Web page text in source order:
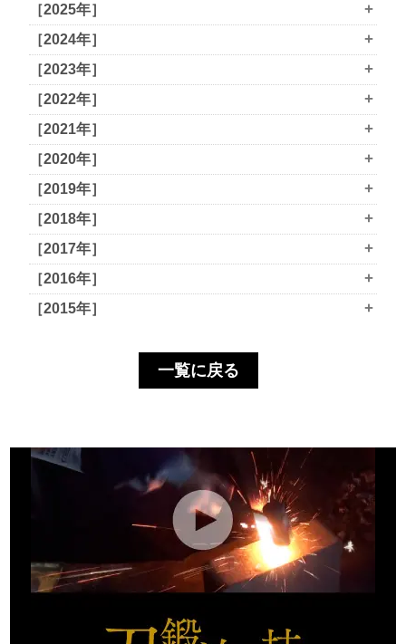
［2025年］ +
［2024年］ +
［2023年］ +
［2022年］ +
［2021年］ +
［2020年］ +
［2019年］ +
［2018年］ +
［2017年］ +
［2016年］ +
［2015年］ +
一覧に戻る